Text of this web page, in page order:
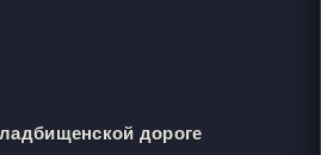
дороге